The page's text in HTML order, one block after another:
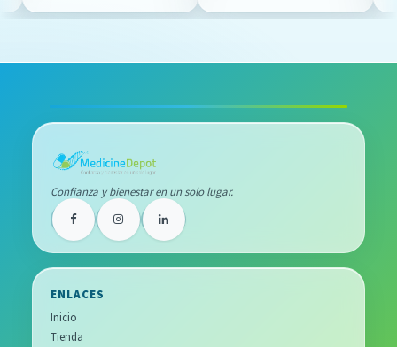
Confianza y bienestar en un solo lugar.
ENLACES
Inicio
Tienda